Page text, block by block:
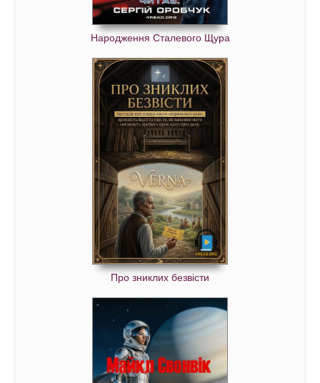
Народження Сталевого Щура
Про зниклих безвісти